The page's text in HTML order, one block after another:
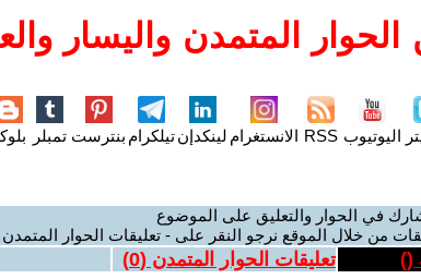
المتمدن واليسار
اليوتيوب RSS الانستغرام لينكدإنتيلكرام بنترست تمبلر
في الحوار والتعليق على الموضوع
من خلال الموقع نرجو النقر على - تعليقات الحوار
(
) تعليقات الحوار المتمدن (0
)